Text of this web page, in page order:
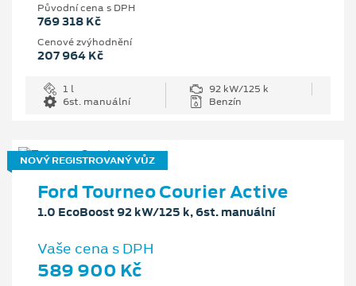
Původní cena s DPH
769 318 Kč
Cenové zvýhodnění
207 964 Kč
1 l
92 kW/125 k
6st. manuální
Benzín
NOVÝ REGISTROVANÝ VŮZ
Ford Tourneo Courier Active
1.0 EcoBoost 92 kW/125 k, 6st. manuální
Vaše cena s DPH
589 900 Kč